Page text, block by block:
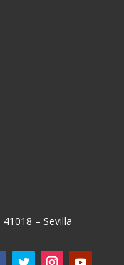
– Sevilla